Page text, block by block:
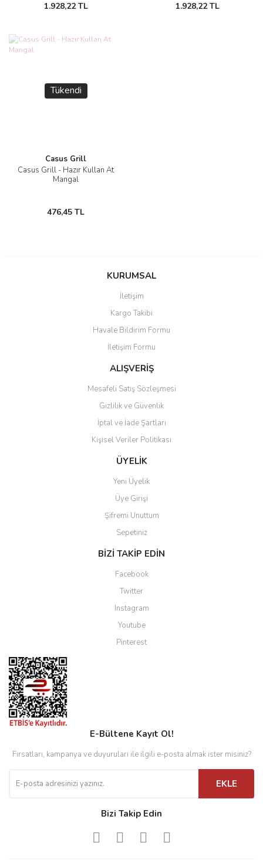
1.928,22 TL 1.928,22 TL
Tükendi
Casus Grill
Casus Grill - Hazır Kullan At
Mangal
476,45 TL
KURUMSAL
İletişim
Kargo Takibi
Havale Bildirim Formu
İletişim Formu
ALIŞVERİŞ
Mesafeli Satış Sözleşmesi
Gizlilik ve Güvenlik
İptal ve İade Şartları
Kişisel Veriler Politikası
ÜYELİK
Yeni Üyelik
Üye Girişi
Şifremi Unuttum
Sepetiniz
BİZİ TAKİP EDİN
Facebook
Twitter
Instagram
Youtube
Pinterest
E-Bültene Kayıt Ol!
Fırsatları, kampanya ve duyuruları ile ilgili e-posta almak ister misiniz?
EKLE
Bizi Takip Edin